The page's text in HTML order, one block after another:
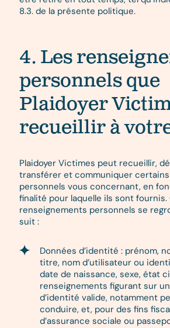
8.3. de la présente politique.
4. Les
personnels que
Plaidoyer
recueillir à
Plaidoyer Victimes peut recueillir,
transférer et communiquer
personnels vous concernant, en
finalité pour laquelle ils sont fournis.
renseignements personnels se
suit :
Données d’identité : prénom,
titre, nom d’utilisateur ou
date de naissance, sexe, état
renseignements figurant sur
d’identité valide, notamment
conduire, et, pour des fins
d’assurance sociale ou